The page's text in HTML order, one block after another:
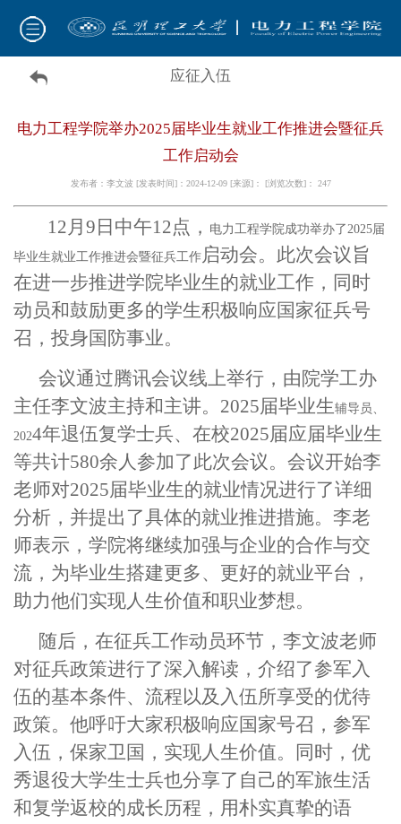
应征入伍
电力工程学院举办2025届毕业生就业工作推进会暨征兵
工作启动会
发布者：李文波 [发表时间]：2024-12-09 [来源]： [浏览次数]： 247
12月9日中午12点， 电力工程学院成功举办了2025届
毕业生就业工作推进会暨征兵工作 启动会。此次会议旨
在进一步推进学院毕业生的就业工作，同时
动员和鼓励更多的学生积极响应国家征兵号
召，投身国防事业。
会议通过腾讯会议线上举行，由院学工办
主任李文波主持和主讲。2025届毕业生辅导员、
2024年退伍复学士兵、在校2025届应届毕业生
等共计580余人参加了此次会议。 会议开始李
老师对2025届毕业生的就业情况进行了详细
分析，并提出了具体的就业推进措施。 李老
师表示，学院将继续加强与企业的合作与交
流，为毕业生搭建更多、更好的就业平台，
助力他们实现人生价值和职业梦想。
随后，在征兵工作动员环节，李文波老师
对征兵政策进行了深入解读，介绍了参军入
伍的基本条件、流程以及入伍所享受的优待
政策。他呼吁大家积极响应国家号召，参军
入伍，保家卫国，实现人生价值。同时，优
秀退役大学生士兵也分享了自己的军旅生活
和复学返校的成长历程，用朴实真挚的语